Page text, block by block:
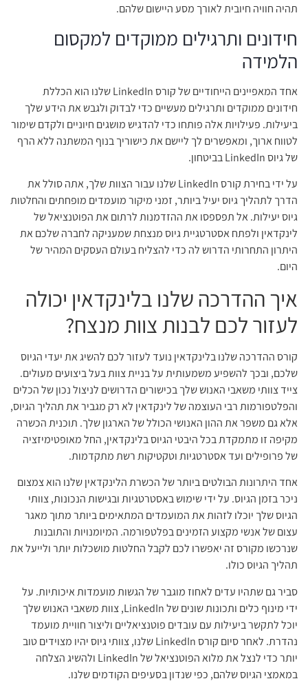
תהיה חוויה חיובית לאורך מסע היישום שלהם.
חידונים ותרגילים ממוקדים למקסום
הלמידה
אחד המאפיינים הייחודיים של קורס LinkedIn שלנו הוא הכללת
חידונים ממוקדים ותרגילים מעשיים כדי לבדוק ולגבש את הידע שלך
ביעילות. פעילויות אלה פותחו כדי להדגיש מושגים חיוניים ולקדם שימור
לטווח ארוך, ומאפשרים לך ליישם את כישוריך בנוף המשתנה ללא הרף
של גיוס LinkedIn בביטחון.
על ידי בחירת קורס LinkedIn שלנו עבור הצוות שלך, אתה סולל את
הדרך לתהליך גיוס יעיל ביותר, זמני מיקור מועמדים מופחתים והחלטות
גיוס יעילות. אל תפספסו את ההזדמנות לרתום את הפוטנציאל של
לינקדאין ולפתח אסטרטגיית גיוס מנצחת שמעניקה לחברה שלכם את
היתרון התחרותי הדרוש לה כדי להצליח בעולם העסקים המהיר של
היום.
איך ההדרכה שלנו בלינקדאין יכולה
לעזור לכם לבנות צוות מנצח?
קורס ההדרכה שלנו בלינקדאין נועד לעזור לכם להשיג את יעדי הגיוס
שלכם, ובכך להשפיע משמעותית על בניית צוות בעל ביצועים מעולים.
צייד צוותי משאבי האנוש שלך בכישורים הדרושים לניצול נכון של הכלים
והפלטפורמות רבי העוצמה של לינקדאין לא רק מגביר את תהליך הגיוס,
אלא גם משפר את ההון האנושי הכולל של הארגון שלך. תוכנית הכשרה
מקיפה זו מתמקדת בכל היבטי הגיוס בלינקדאין, החל מאופטימיזציה
של פרופילים ועד אסטרטגיות וטקטיקות רשת מתקדמות.
אחד היתרונות הבולטים ביותר של הכשרת הלינקדאין שלנו הוא צמצום
ניכר בזמן הגיוס. על ידי שימוש באסטרטגיות ובגישות הנכונות, צוותי
הגיוס שלך יוכלו לזהות את המועמדים המתאימים ביותר מתוך מאגר
עצום של אנשי מקצוע הזמינים בפלטפורמה. המיומנויות והתובנות
שנרכשו מקורס זה יאפשרו לכם לקבל החלטות מושכלות יותר ולייעל את
תהליך הגיוס כולו.
סביר גם שתהיו עדים לאחוז מוגבר של הגשות מועמדות איכותיות. על
ידי מינוף כלים ותכונות שונים של LinkedIn, צוות משאבי האנוש שלך
יוכל לתקשר ביעילות עם עובדים פוטנציאליים וליצור חוויית מועמד
נהדרת. לאחר סיום קורס LinkedIn שלנו, צוותי גיוס יהיו מצוידים טוב
יותר כדי לנצל את מלוא הפוטנציאל של LinkedIn ולהשיג הצלחה
במאמצי הגיוס שלהם, כפי שנדון בסעיפים הקודמים שלנו.